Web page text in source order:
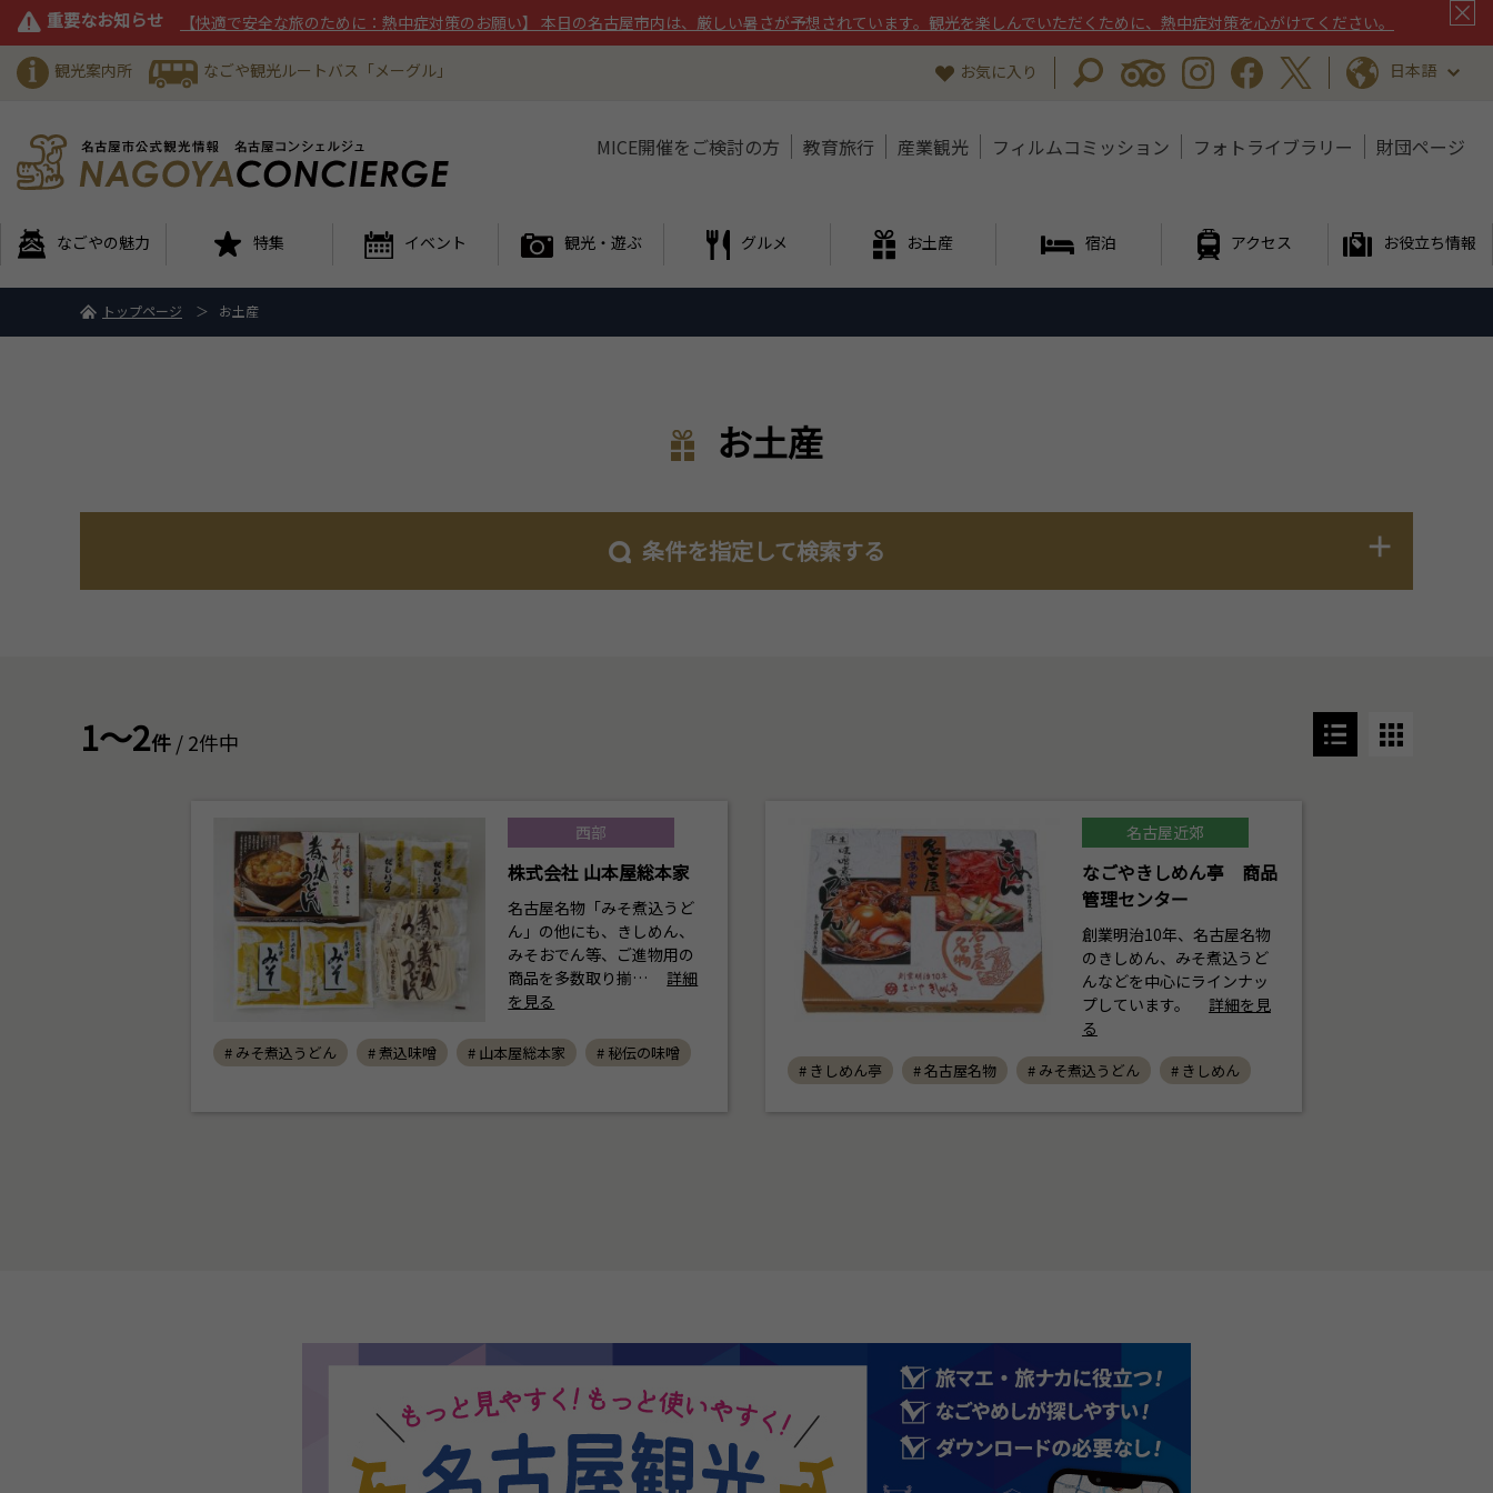
重要なお知らせ 【快適で安全な旅のために：熱中症対策のお願い】 本日の名古屋市内は、厳しい暑さが予想されています。観光を楽しんでいただくために、熱中症対策を心がけてください。
観光案内所 なごや観光ルートバス「メーグル」 お気に入り 日本語
MICE開催をご検討の方 教育旅行 産業観光 フィルムコミッション フォトライブラリー 財団ページ
なごやの魅力 特集 イベント 観光・遊ぶ グルメ お土産 宿泊 アクセス お役立ち情報
トップページ お土産
お土産
条件を指定して検索する
1～2件/ 2件中
西部
株式会社 山本屋総本家
名古屋名物「みそ煮込うど
ん」の他にも、きしめん、
みそおでん等、ご進物用の
商品を多数取り揃…
詳細
を見る
# みそ煮込うどん # 煮込味噌 # 山本屋総本家 # 秘伝の味噌
名古屋近郊
なごやきしめん亭 商品
管理センター
創業明治10年、名古屋名物
のきしめん、みそ煮込うど
んなどを中心にラインナッ
プしています。
詳細を見
る
# きしめん亭 # 名古屋名物 # みそ煮込うどん # きしめん